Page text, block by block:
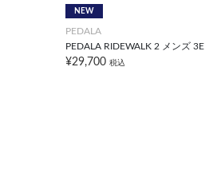
NEW
PEDALA
PEDALA RIDEWALK 2 メンズ 3E
¥29,700 税込